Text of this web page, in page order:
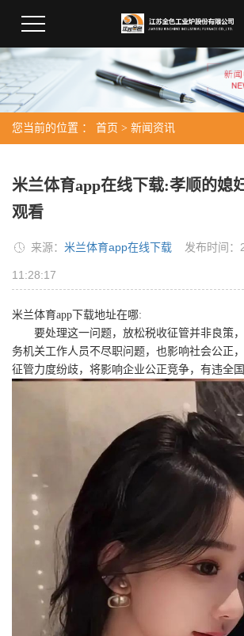
您当前的位置 ： 首页 > 新闻资讯
米兰体育app在线下载:孝顺的媳
观看
来源： 米兰体育app在线下载 发布时间：
11:28:17
米兰体育app下载地址在哪:
要处理这一问题，放松税收征管并非良策，
务机关工作人员不尽职问题，也影响社会公正
征管力度纷歧，将影响企业公正竞争，有违全